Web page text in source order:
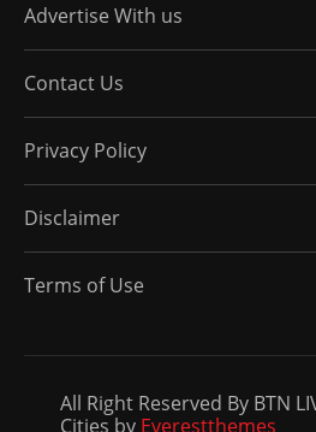
Advertise With us
Contact Us
Privacy Policy
Disclaimer
Terms of Use
All Right Reserved By BTN
Cities by Everestthemes